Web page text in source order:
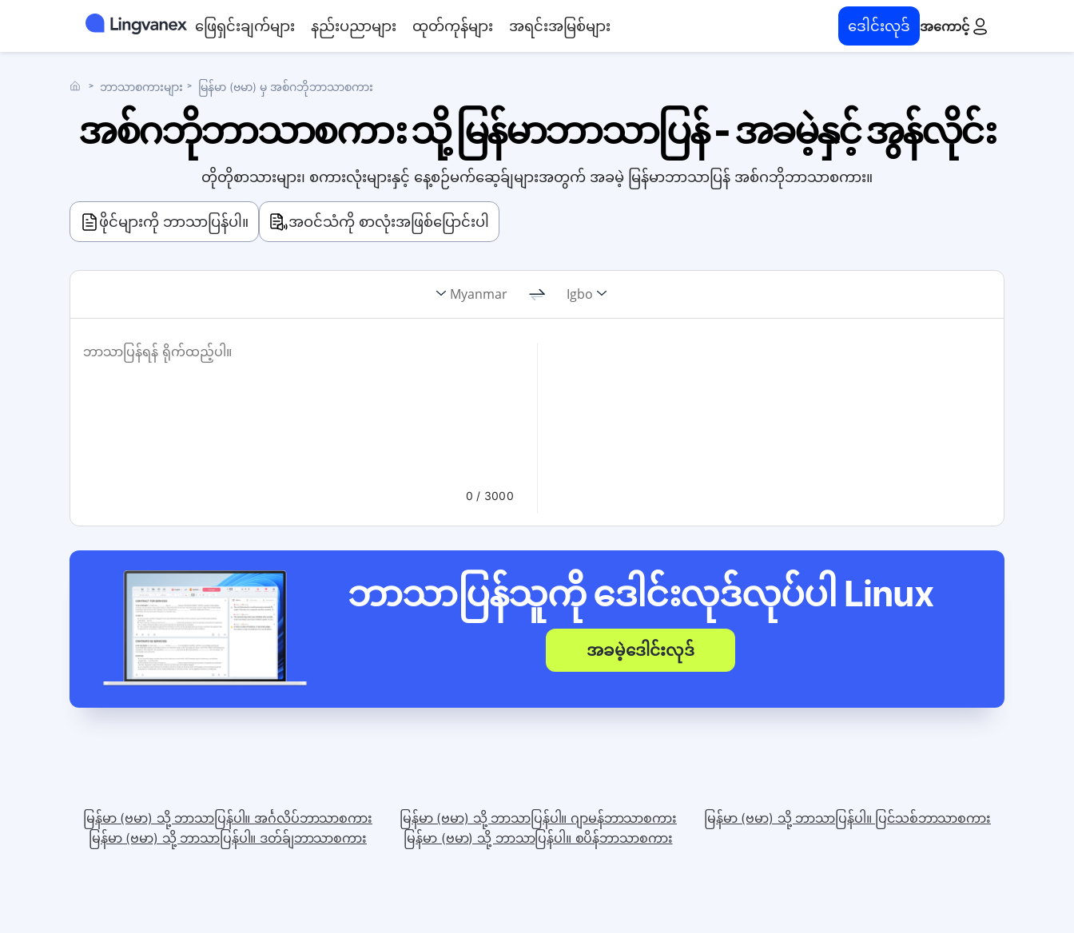
ဖြေရှင်းချက်များ နည်းပညာများ ထုတ်ကုန်များ အရင်းအမြစ်များ ဒေါင်းလုဒ် အကောင့်
˃ ဘာသာစကားများ ˃ မြန်မာ (ဗမာ) မှ အစ်ဂဘိုဘာသာစကား
အစ်ဂဘိုဘာသာစကား သို့ မြန်မာဘာသာပြန် - အခမဲ့နှင့် အွန်လိုင်း
တိုတိုစာသားများ၊ စကားလုံးများနှင့် နေ့စဉ်မက်ဆေ့ခ်ျများအတွက် အခမဲ့ မြန်မာဘာသာပြန် အစ်ဂဘိုဘာသာစကား။
ဖိုင်များကို ဘာသာပြန်ပါ။ အဝင်သံကို စာလုံးအဖြစ်ပြောင်းပါ
Myanmar Igbo
0 / 3000
ဘာသာပြန်သူကို ဒေါင်းလုဒ်လုပ်ပါ Linux
အခမဲ့ဒေါင်းလုဒ်
မြန်မာ (ဗမာ) သို့ ဘာသာပြန်ပါ။ အင်္ဂလိပ်ဘာသာစကား
မြန်မာ (ဗမာ) သို့ ဘာသာပြန်ပါ။ ဒတ်ခ်ျဘာသာစကား
မြန်မာ (ဗမာ) သို့ ဘာသာပြန်ပါ။ ဂျာမန်ဘာသာစကား
မြန်မာ (ဗမာ) သို့ ဘာသာပြန်ပါ။ စပိန်ဘာသာစကား
မြန်မာ (ဗမာ) သို့ ဘာသာပြန်ပါ။ ပြင်သစ်ဘာသာစကား